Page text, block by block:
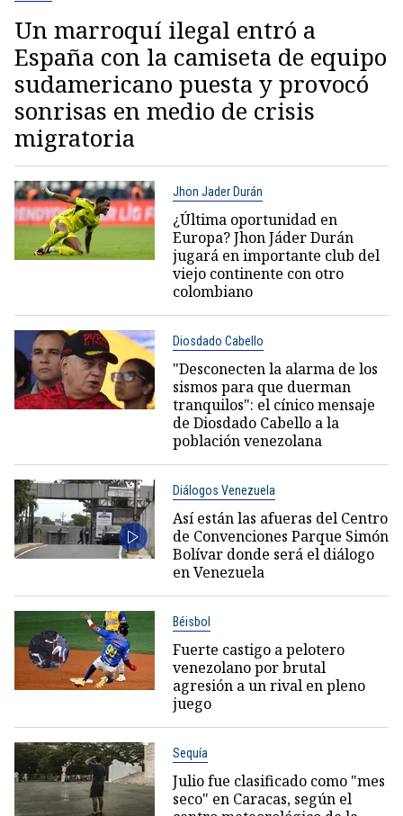
Un marroquí ilegal entró a
España con la camiseta de equipo
sudamericano puesta y provocó
sonrisas en medio de crisis
migratoria
Jhon Jader Durán
¿Última oportunidad en
Europa? Jhon Jáder Durán
jugará en importante club del
viejo continente con otro
colombiano
Diosdado Cabello
"Desconecten la alarma de los
sismos para que duerman
tranquilos": el cínico mensaje
de Diosdado Cabello a la
población venezolana
Diálogos Venezuela
Así están las afueras del Centro
de Convenciones Parque Simón
Bolívar donde será el diálogo
en Venezuela
Béisbol
Fuerte castigo a pelotero
venezolano por brutal
agresión a un rival en pleno
juego
Sequía
Julio fue clasificado como "mes
seco" en Caracas, según el